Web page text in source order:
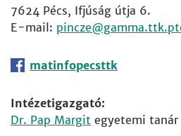
7624 Pécs, Ifjúság útja 6.
E-mail: pincze
matinfopecsttk
Intézetigazgató:
Dr. Pap Margit egyetemi tanár